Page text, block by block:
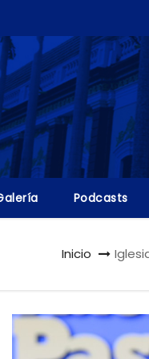
Podcasts
Inicio